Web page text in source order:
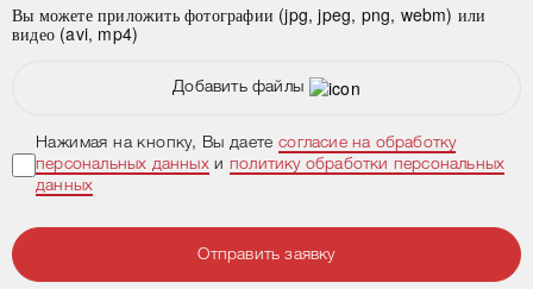
Вы можете приложить фотографии (jpg, jpeg, png, webm) или
видео (avi, mp4)
Добавить файлы
Нажимая на кнопку, Вы даетесогласие на обработку
персональных данныхиполитику обработки персональных
данных
Отправить заявку